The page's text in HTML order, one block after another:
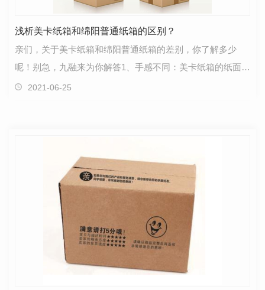
浅析美卡纸箱和绵阳普通纸箱的区别？
亲们，关于美卡纸箱和绵阳普通纸箱的差别，你了解多少
呢！别急，九融来为你解答1、手感不同：美卡纸箱的纸面，
纸壁摸起来坚硬，不易折弯。而普通纸箱表面很轻易有…
2021-06-25